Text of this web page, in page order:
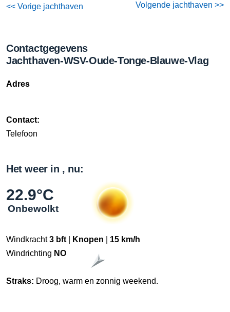
<< Vorige jachthaven Volgende jachthaven >>
Contactgegevens
Jachthaven-WSV-Oude-Tonge-Blauwe-Vlag
Adres
Contact:
Telefoon
Het weer in , nu:
22.9°C
Onbewolkt
Windkracht3 bft Knopen
15 km/h
Windrichting NO
Straks: Droog, warm en zonnig weekend.